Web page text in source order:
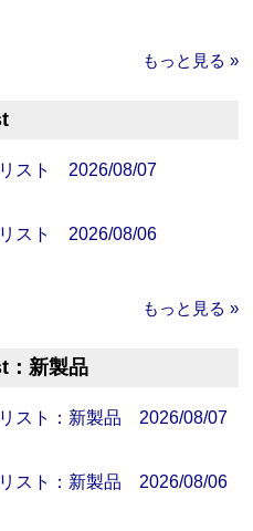
もっと見る »
スト 2026/08/07
スト 2026/08/06
もっと見る »
：新製品
スト：新製品 2026/08/07
スト：新製品 2026/08/06